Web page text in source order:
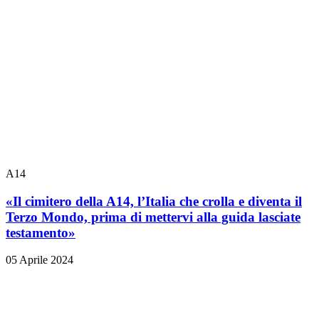
A14
«Il cimitero della A14, l’Italia che crolla e diventa il
Terzo Mondo, prima di mettervi alla guida lasciate
testamento»
05 Aprile 2024